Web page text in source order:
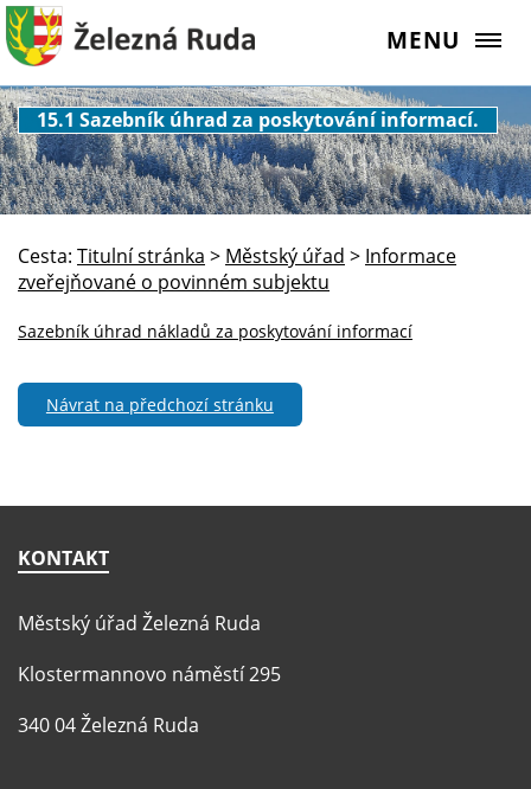
MENU
15.1 Sazebník úhrad za poskytování informací.
Cesta: Titulní stránka > Městský úřad > Informace
zveřejňované o povinném subjektu
Sazebník úhrad nákladů za poskytování informací
Návrat na předchozí stránku
KONTAKT
Městský úřad Železná Ruda
Klostermannovo náměstí 295
340 04 Železná Ruda